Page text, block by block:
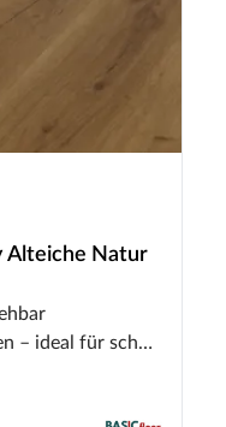
Alteiche Natur
schnelle Renovierung